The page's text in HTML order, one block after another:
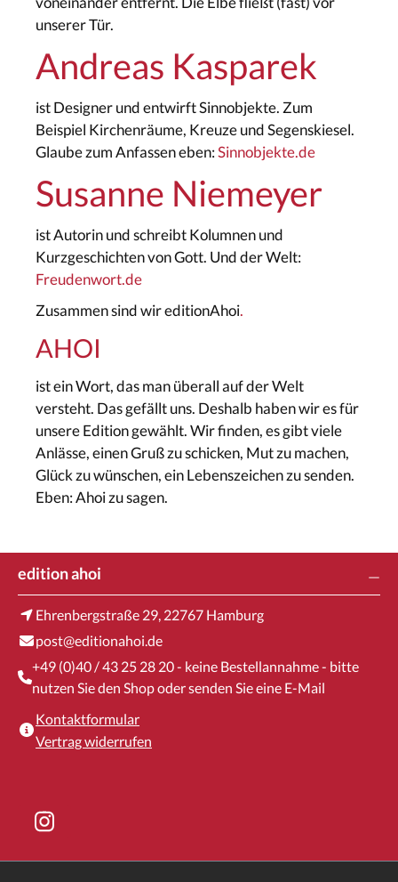
unserer Tür.
Andreas Kasparek
ist Designer und entwirft Sinnobjekte. Zum
Beispiel Kirchenräume, Kreuze und Segenskiesel.
Glaube zum Anfassen eben:Sinnobjekte.de
Susanne Niemeyer
ist Autorin und schreibt Kolumnen und
Kurzgeschichten von Gott. Und der Welt:
Freudenwort.de
Zusammen sind wireditionAhoi.
AHOI
ist ein Wort, das man überall auf der Welt
versteht. Das gefällt uns. Deshalb haben wir es für
unsere Edition gewählt. Wir finden, es gibt viele
Anlässe, einen Gruß zu schicken, Mut zu machen,
Glück zu wünschen, ein Lebenszeichen zu senden.
Eben: Ahoi zu sagen.
edition ahoi
Ehrenbergstraße 29, 22767 Hamburg
post@editionahoi.de
+49 (0)40 / 43 25 28 20 - keine Bestellannahme - bitte
nutzen Sie den Shop oder senden Sie eine E-Mail
Kontaktformular
Vertrag widerrufen